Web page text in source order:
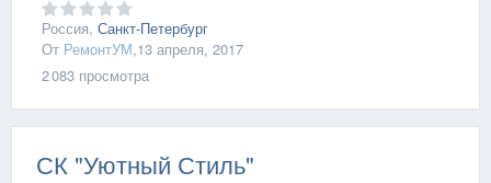
Россия, Санкт-Петербург
От РемонтУМ,13 апреля, 2017
2 083 просмотра
СК "Уютный Стиль"